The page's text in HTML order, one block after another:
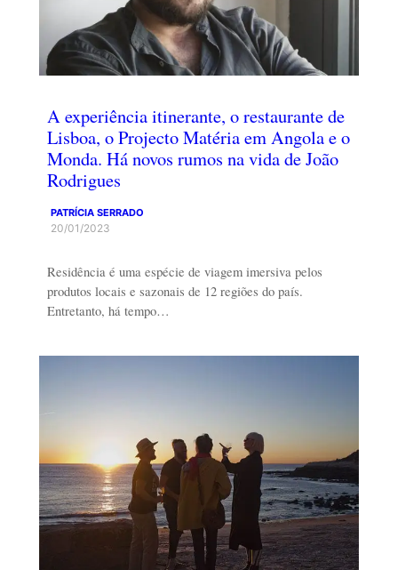
A experiência itinerante, o restaurante de
Lisboa, o Projecto Matéria em Angola e o
Monda. Há novos rumos na vida de João
Rodrigues
PATRÍCIA SERRADO
20/01/2023
Residência é uma espécie de viagem imersiva pelos
produtos locais e sazonais de 12 regiões do país.
Entretanto, há tempo…